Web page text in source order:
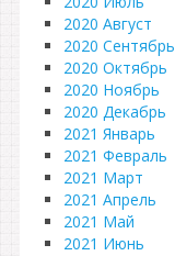
2020 Август
2020 Сентябрь
2020 Октябрь
2020 Ноябрь
2020 Декабрь
2021 Январь
2021 Февраль
2021 Март
2021 Апрель
2021 Май
2021 Июнь